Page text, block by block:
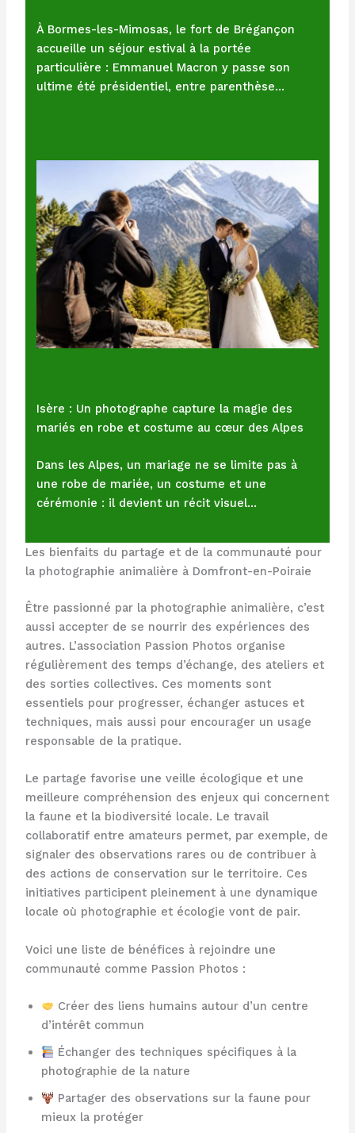
À Bormes-les-Mimosas, le fort de Brégançon
accueille un séjour estival à la portée
particulière : Emmanuel Macron y passe son
ultime été présidentiel, entre parenthèse…
Isère : Un photographe capture la magie des
mariés en robe et costume au cœur des Alpes
Dans les Alpes, un mariage ne se limite pas à
une robe de mariée, un costume et une
cérémonie : il devient un récit visuel…
Les bienfaits du partage et de la communauté pour
la photographie animalière à Domfront-en-Poiraie
Être passionné par la photographie animalière, c’est
aussi accepter de se nourrir des expériences des
autres. L’association Passion Photos organise
régulièrement des temps d’échange, des ateliers et
des sorties collectives. Ces moments sont
essentiels pour progresser, échanger astuces et
techniques, mais aussi pour encourager un usage
responsable de la pratique.
Le partage favorise une veille écologique et une
meilleure compréhension des enjeux qui concernent
la faune et la biodiversité locale. Le travail
collaboratif entre amateurs permet, par exemple, de
signaler des observations rares ou de contribuer à
des actions de conservation sur le territoire. Ces
initiatives participent pleinement à une dynamique
locale où photographie et écologie vont de pair.
Voici une liste de bénéfices à rejoindre une
communauté comme Passion Photos :
Créer des liens humains autour d’un centre
d’intérêt commun
Échanger des techniques spécifiques à la
photographie de la nature
Partager des observations sur la faune pour
mieux la protéger